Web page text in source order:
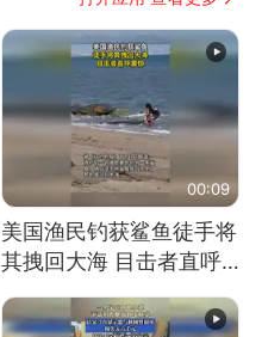
00:09
美国渔民钓获鲨鱼徒手将
其拽回大海 目击者直呼
消息）